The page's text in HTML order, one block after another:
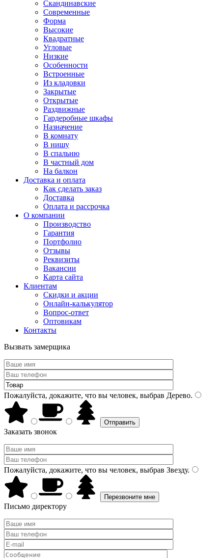
Скандинавские
Современные
Форма
Высокие
Квадратные
Угловые
Низкие
Особенности
Встроенные
Из кладовки
Закрытые
Открытые
Раздвижные
Гардеробные шкафы
Назначение
В комнату
В нишу
В спальню
В частный дом
На балкон
Доставка и оплата
Как сделать заказ
Доставка
Оплата и рассрочка
О компании
Производство
Гарантия
Портфолио
Отзывы
Реквизиты
Вакансии
Карта сайта
Клиентам
Скидки и акции
Онлайн-калькулятор
Вопрос-ответ
Оптовикам
Контакты
Вызвать замерщика
Пожалуйста, докажите, что вы человек, выбрав Дерево.
Заказать звонок
Пожалуйста, докажите, что вы человек, выбрав Звезду.
Письмо директору